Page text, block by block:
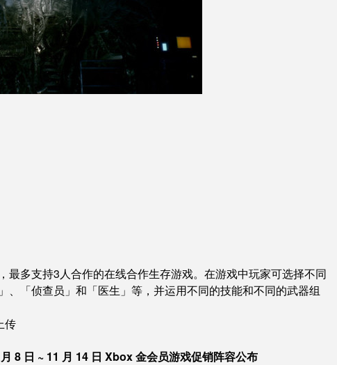
最多支持3人合作的在线合作生存游戏。在游戏中玩家可选择不同
、「侦查员」和「医生」等，并运用不同的技能和不同的武器组
传
8 日 ~ 11 月 14 日 Xbox 金会员游戏促销阵容公布